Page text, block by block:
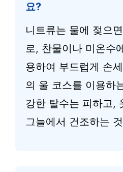
요?
니트류는 물에 젖으
로, 찬물이나 미온수
용하여 부드럽게 손
의 울 코스를 이용하
강한 탈수는 피하고,
그늘에서 건조하는